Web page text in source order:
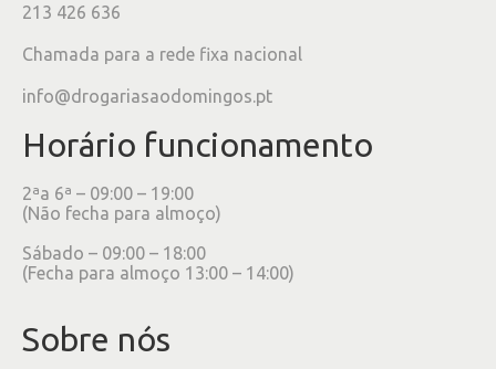
213 426 636
Chamada para a rede fixa nacional
info@drogariasaodomingos.pt
Horário funcionamento
2ªa 6ª – 09:00 – 19:00
(Não fecha para almoço)
Sábado – 09:00 – 18:00
(Fecha para almoço 13:00 – 14:00)
Sobre nós